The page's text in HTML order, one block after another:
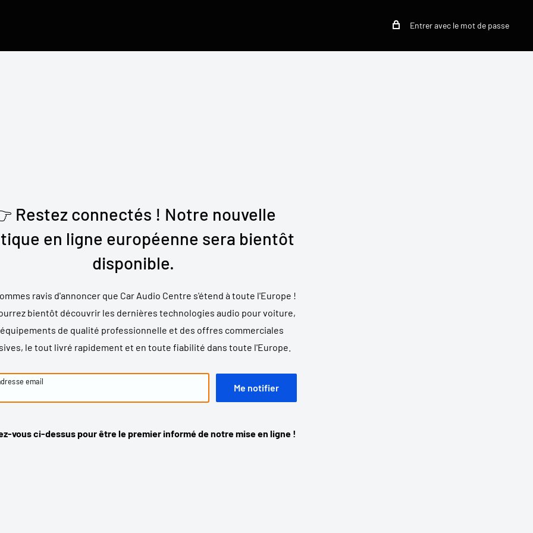
Entrer avec le mot de passe
Restez connectés ! Notre nouvelle
en ligne européenne sera bientôt
disponible.
ravis d'annoncer que Car Audio Centre s'étend à toute l'Europe !
bientôt découvrir les dernières technologies audio pour voiture,
de qualité professionnelle et des offres commerciales
le tout livré rapidement et en toute fiabilité dans toute l'Europe.
email
Me notifier
vous ci-dessus pour être le premier informé de notre mise en ligne !